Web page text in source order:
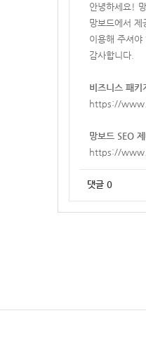
안녕하세요!
망보드에서 제
이용해 주셔야
감사합니다.
비즈니스 패키
https://
망보드 SEO
https://
댓글 0